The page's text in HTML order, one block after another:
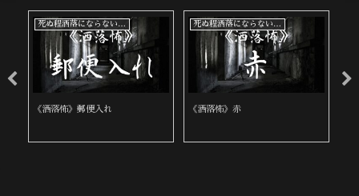
死ぬ程洒落にならない怖い話
《洒落怖》郵便入れ
死ぬ程洒落にならない怖い話
《洒落怖》赤